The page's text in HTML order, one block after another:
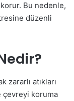
Bu nedenle,
düzenli
zararlı atıkları
koruma